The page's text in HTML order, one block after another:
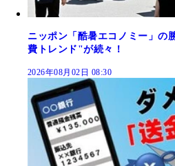
ニッポン「酷暑エコノミー」の
費トレンド"が続々！
2026年08月02日 08:30